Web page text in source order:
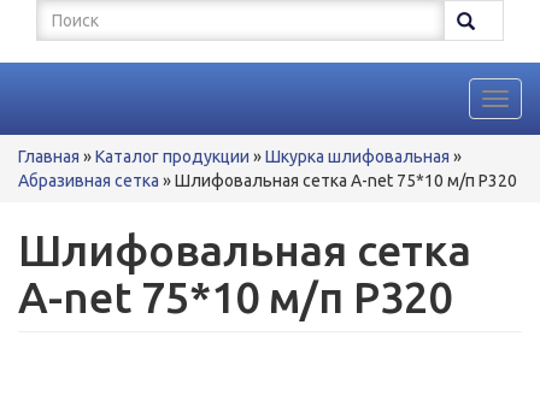
Форма
поиска
Поиск
Вы
здесь
Главная »Каталог продукции »Шкурка шлифовальная »
Абразивная сетка »Шлифовальная сетка A-net 75*10 м/п P320
Шлифовальная сетка
A-net 75*10 м/п P320